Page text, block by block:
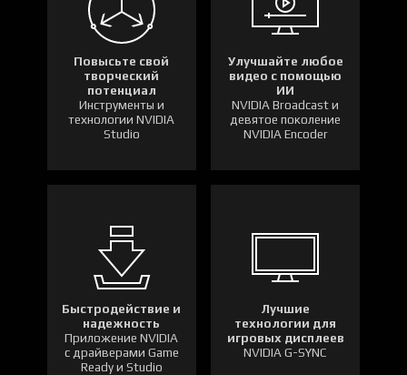
Повысьте свой
творческий
потенциал
Инструменты и
технологии NVIDIA
Studio
Улучшайте любое
видео с помощью
ИИ
NVIDIA Broadcast и
девятое поколение
NVIDIA Encoder
Быстродействие и
надежность
Приложение NVIDIA
с драйверами Game
Ready и Studio
Лучшие
технологии для
игровых дисплеев
NVIDIA G-SYNC